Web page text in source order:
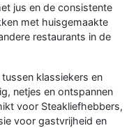
jus en de consistente
met huisgemaakte
restaurants in de
klassiekers en
netjes en ontspannen
voor Steakliefhebbers,
voor gastvrijheid en